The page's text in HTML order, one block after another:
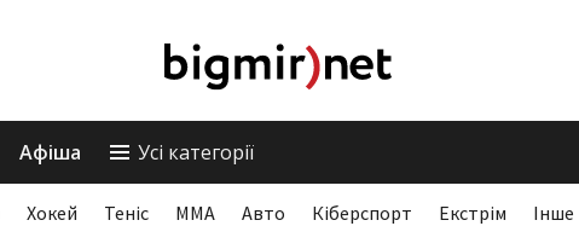
Афіша Усі категорії
Хокей Теніс ММА Авто Кіберспорт Екстрім Інше